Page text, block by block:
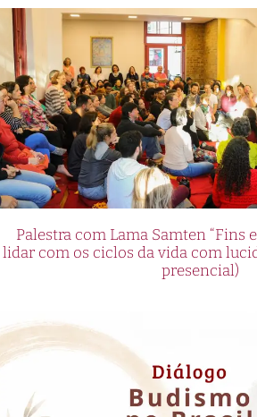
Palestra com Lama Samten “Fins
lidar com os ciclos da vida com
presencial)